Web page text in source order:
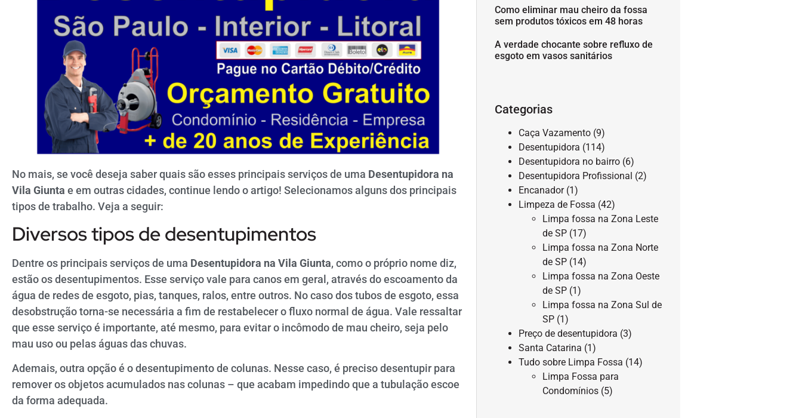
No mais, se você deseja saber quais são esses principais serviços de uma Desentupidora na
Vila Giunta e em outras cidades, continue lendo o artigo! Selecionamos alguns dos principais
tipos de trabalho. Veja a seguir:
Diversos tipos de desentupimentos
Dentre os principais serviços de uma Desentupidora na Vila Giunta, como o próprio nome diz,
estão os desentupimentos. Esse serviço vale para canos em geral, através do escoamento da
água de redes de esgoto, pias, tanques, ralos, entre outros. No caso dos tubos de esgoto, essa
desobstrução torna-se necessária a fim de restabelecer o fluxo normal de água. Vale ressaltar
que esse serviço é importante, até mesmo, para evitar o incômodo de mau cheiro, seja pelo
mau uso ou pelas águas das chuvas.
Ademais, outra opção é o desentupimento de colunas. Nesse caso, é preciso desentupir para
remover os objetos acumulados nas colunas – que acabam impedindo que a tubulação escoe
da forma adequada.
Como eliminar mau cheiro da fossa
sem produtos tóxicos em 48 horas
A verdade chocante sobre refluxo de
esgoto em vasos sanitários
Categorias
Caça Vazamento (9)
Desentupidora (114)
Desentupidora no bairro (6)
Desentupidora Profissional (2)
Encanador(1)
Limpeza de Fossa (42)
Limpa fossa na Zona Leste
de SP (17)
Limpa fossa na Zona Norte
de SP (14)
Limpa fossa na Zona Oeste
de SP (1)
Limpa fossa na Zona Sul de
SP (1)
Preço de desentupidora (3)
Santa Catarina (1)
Tudo sobre Limpa Fossa (14)
Limpa Fossa para
Condomínios (5)